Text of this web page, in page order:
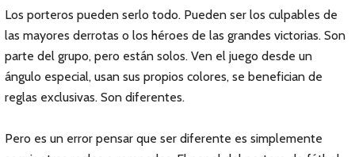
Los porteros pueden serlo todo. Pueden ser los culpables de
las mayores derrotas o los héroes de las grandes victorias. Son
parte del grupo, pero están solos. Ven el juego desde un
ángulo especial, usan sus propios colores, se benefician de
reglas exclusivas. Son diferentes.
Pero es un error pensar que ser diferente es simplemente